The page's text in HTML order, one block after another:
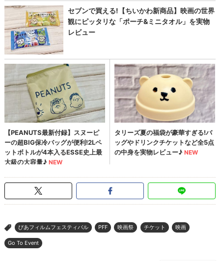
> ぴあフィルムフェスティバル PFF 映画祭 チケット 映画
Go To Event